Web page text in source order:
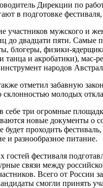
Дирекции по
в подготовке
участников мужского и
до двадцати пяти. Самые
блогеры, физики-
танца и акробатики),
народов
отметил забавную
склонностью молодых
себе три огромные
новые документы о
проходить
и разнообразное питание.
гостей фестиваля
связи между
Всего от России
смогли принять